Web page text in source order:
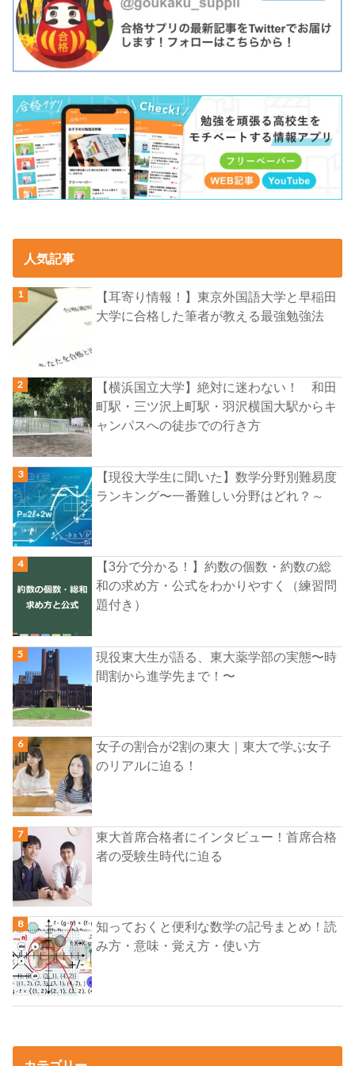
人気記事
【耳寄り情報！】東京外国語大学と早稲田
大学に合格した筆者が教える最強勉強法
【横浜国立大学】絶対に迷わない！ 和田
町駅・三ツ沢上町駅・羽沢横国大駅からキ
ャンパスへの徒歩での行き方
【現役大学生に聞いた】数学分野別難易度
ランキング〜一番難しい分野はどれ？～
【3分で分かる！】約数の個数・約数の総
和の求め方・公式をわかりやすく（練習問
題付き）
現役東大生が語る、東大薬学部の実態〜時
間割から進学先まで！〜
女子の割合が2割の東大｜東大で学ぶ女子
のリアルに迫る！
東大首席合格者にインタビュー！首席合格
者の受験生時代に迫る
知っておくと便利な数学の記号まとめ！読
み方・意味・覚え方・使い方